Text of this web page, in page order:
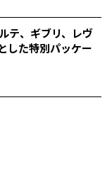
テ、ギブリ、レヴ
した特別パッケー